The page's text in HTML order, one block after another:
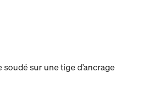
sur une tige d’ancrage